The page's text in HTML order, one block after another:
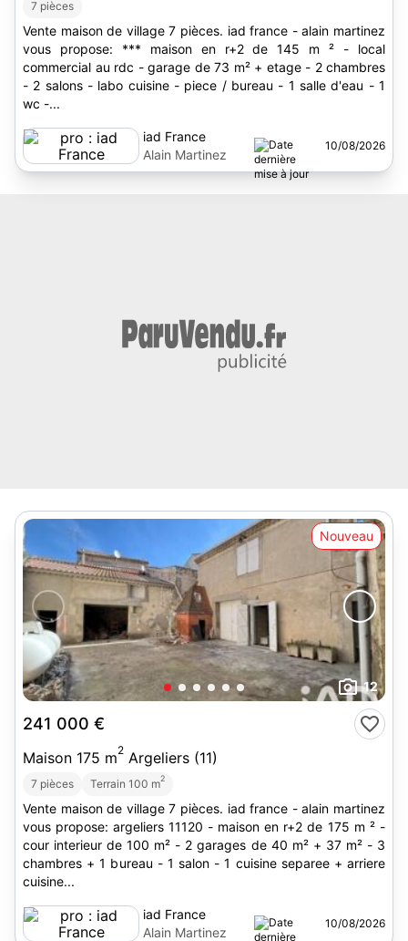
7 pièces
Vente maison de village 7 pièces. iad france - alain martinez
vous propose: *** maison en r+2 de 145 m ² - local
commercial au rdc - garage de 73 m² + etage - 2 chambres
- 2 salons - labo cuisine - piece / bureau - 1 salle d'eau - 1
wc -...
iad France
Alain Martinez
10/08/2026
Nouveau
12
241 000 €
Maison 175 m2 Argeliers (11)
7 pièces Terrain 100 m2
Vente maison de village 7 pièces. iad france - alain martinez
vous propose: argeliers 11120 - maison en r+2 de 175 m ² -
cour interieur de 100 m² - 2 garages de 40 m² + 37 m² - 3
chambres + 1 bureau - 1 salon - 1 cuisine separee + arriere
cuisine...
iad France
Alain Martinez
10/08/2026